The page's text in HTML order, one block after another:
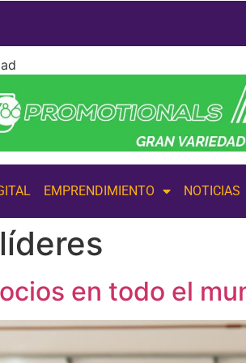
EMPRENDIMIENTO NOTICIAS
en todo el